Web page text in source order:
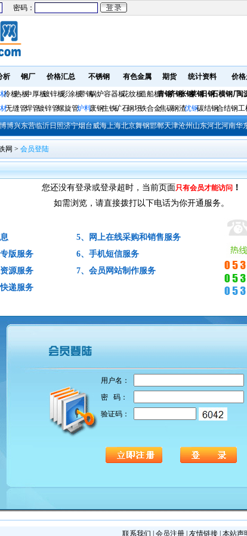
密码：
析 钢厂 价格汇总 不锈钢 有色金属 期货 统计资料 价
冷板热板中厚板镀锌板彩涂板带钢锅炉容器板花纹板造船板青钢济钢张钢莱钢日钢石横钢厂闽
无缝管焊管镀锌管螺旋管炉料废钢生铁矿石钢坯铁合金焦碳钢渣优钢碳结钢合结钢工
博兴东营临沂日照济宁烟台威海上海北京舞钢邯郸天津沧州山东河北河南华
网 > 会员登陆
您还没有登录或登录超时，当前页面只有会员才能访问 ！
如需浏览，请直接拨打以下电话为你开通服务。
版服务
源服务
递服务
5、网上在线采购和销售服务
6、手机短信服务
7、会员网站制作服务
用户名：
密 码：
验证码：
联系我们 会员注册 友情链接 本站声